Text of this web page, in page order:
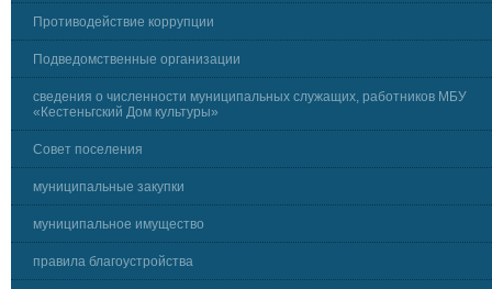
Противодействие коррупции
Подведомственные организации
сведения о численности муниципальных служащих, работников МБУ
«Кестеньгский Дом культуры»
Совет поселения
муниципальные закупки
муниципальное имущество
правила благоустройства